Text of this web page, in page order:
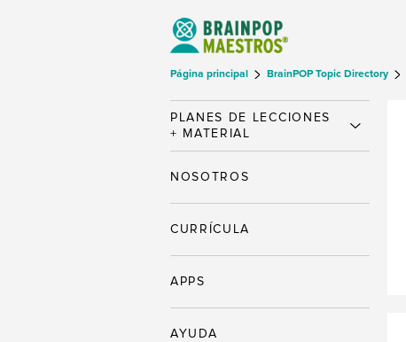
Página principal BrainPOP Topic Directory
PLANES DE LECCIONES
+ MATERIAL
NOSOTROS
CURRÍCULA
APPS
AYUDA